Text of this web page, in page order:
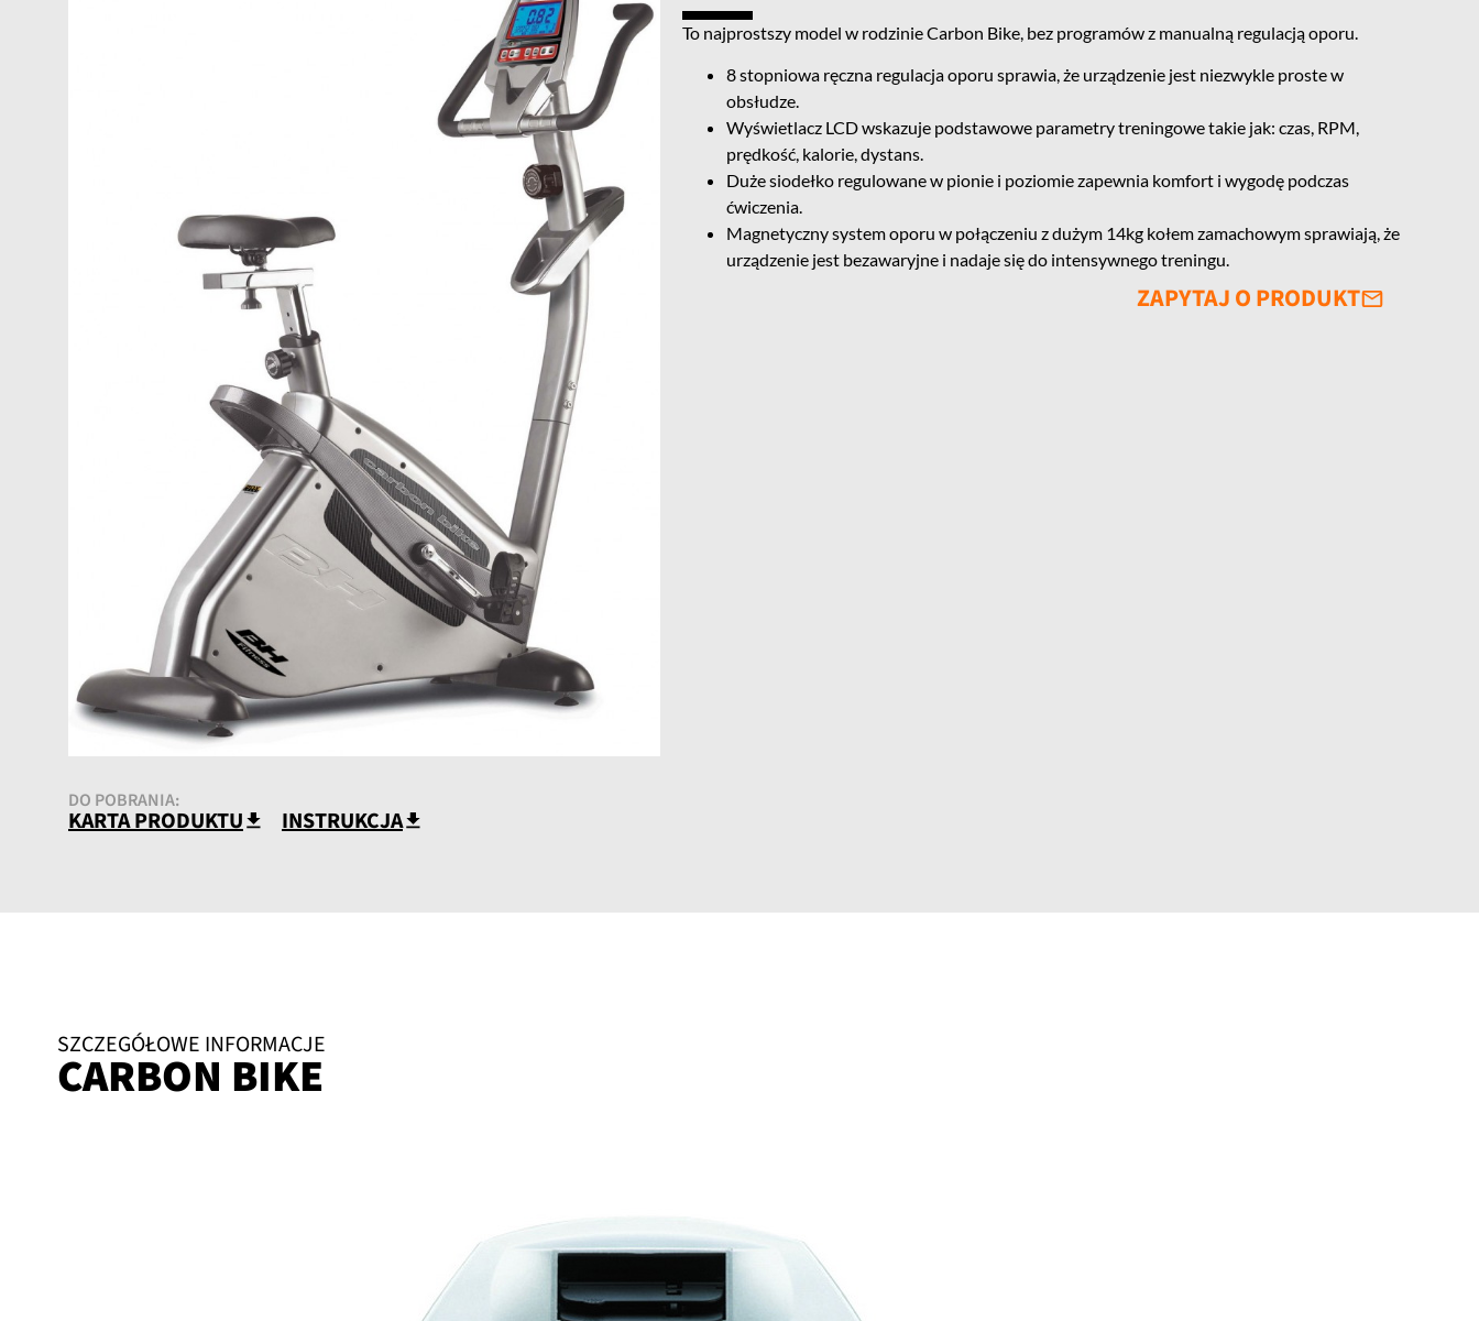
DO POBRANIA:
KARTA PRODUKTU INSTRUKCJA
To najprostszy model w rodzinie Carbon Bike, bez programów z manualną regulacją oporu.
8 stopniowa ręczna regulacja oporu sprawia, że urządzenie jest niezwykle proste w
obsłudze.
Wyświetlacz LCD wskazuje podstawowe parametry treningowe takie jak: czas, RPM,
prędkość, kalorie, dystans.
Duże siodełko regulowane w pionie i poziomie zapewnia komfort i wygodę podczas
ćwiczenia.
Magnetyczny system oporu w połączeniu z dużym 14kg kołem zamachowym sprawiają, że
urządzenie jest bezawaryjne i nadaje się do intensywnego treningu.
ZAPYTAJ O PRODUKT
SZCZEGÓŁOWE INFORMACJE
CARBON BIKE